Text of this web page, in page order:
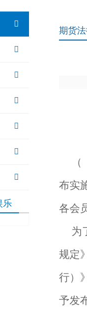
乐
期货
布实
各会
为
规定
行）
予发